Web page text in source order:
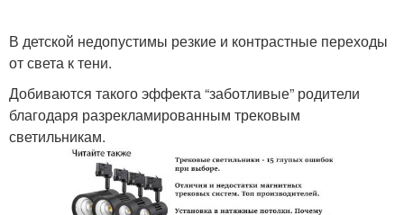
В детской недопустимы резкие и контрастные переходы
от света к тени.
Добиваются такого эффекта “заботливые” родители
благодаря разрекламированным трековым
светильникам.